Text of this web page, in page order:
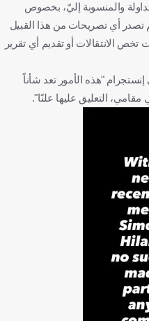
والمنسوبة إليّ، بخصوص
تصدر أي تصريحات من هذا القبيل
تخص الانتقالات أو تقديم أي تقرير
"هذه الأمور تعد شأناً
التعليق عليها علنًا".